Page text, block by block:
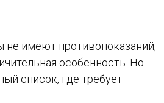
не имеют противопоказаний,
особенность. Но
список, где требует